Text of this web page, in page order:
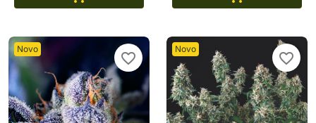
Novo
favorite_border
Novo
favorite_border